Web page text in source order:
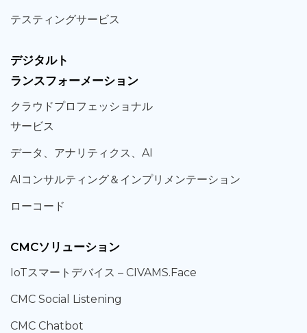
テスティングサービス
デジタルト
ランスフォーメーション
クラウドプロフェッショナル
サービス
データ、 アナリティクス、 AI
AIコンサルティング＆ インプリメンテーション
ローコード
CMCソリューション
IoTスマートデバイス – CIVAMS.Face
CMC Social Listening
CMC Chatbot